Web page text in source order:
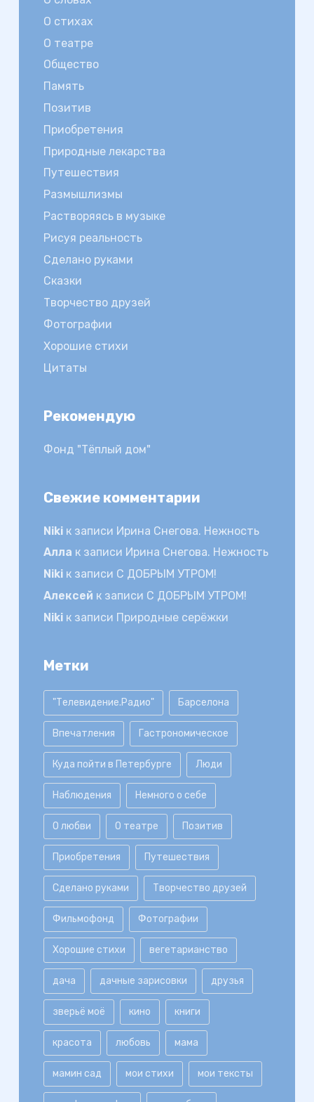
О стихах
О театре
Общество
Память
Позитив
Приобретения
Природные лекарства
Путешествия
Размышлизмы
Растворяясь в музыке
Рисуя реальность
Сделано руками
Сказки
Творчество друзей
Фотографии
Хорошие стихи
Цитаты
Рекомендую
Фонд "Тёплый дом"
Свежие комментарии
Nikiк записи Ирина Снегова. Нежность
Алла к записи Ирина Снегова. Нежность
Nikiк записи С ДОБРЫМ УТРОМ!
Алексей к записи С ДОБРЫМ УТРОМ!
Nikiк записи Природные серёжки
Метки
"Телевидение.Радио" Барселона
Впечатления Гастрономическое
Куда пойти в Петербурге Люди
Наблюдения Немного о себе
О любви О театре Позитив
Приобретения Путешествия
Сделано руками Творчество друзей
Фильмофонд Фотографии
Хорошие стихи вегетарианство
дача дачные зарисовки друзья
зверьё моё кино книги
красота любовь мама
мамин сад мои стихи мои тексты